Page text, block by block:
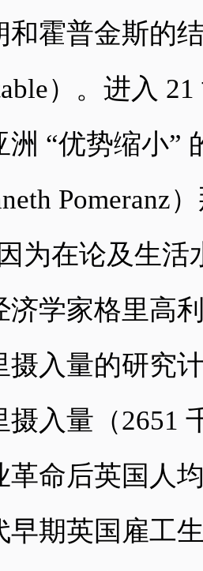
和霍普金斯的
）。进入
洲 “优势缩小”
为在论及生
济学家格里高
摄入量的研究
摄入量（2651
革命后英国人
早期英国雇工